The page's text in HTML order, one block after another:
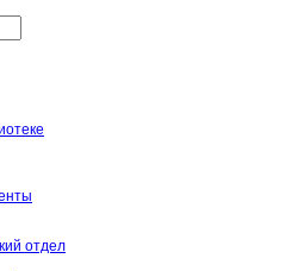
отдел